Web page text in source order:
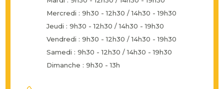
Mercredi : 9h30 - 12h30 / 14h30 - 19h30
Jeudi : 9h30 - 12h30 / 14h30 - 19h30
Vendredi : 9h30 - 12h30 / 14h30 - 19h30
Samedi : 9h30 - 12h30 / 14h30 - 19h30
Dimanche : 9h30 - 13h